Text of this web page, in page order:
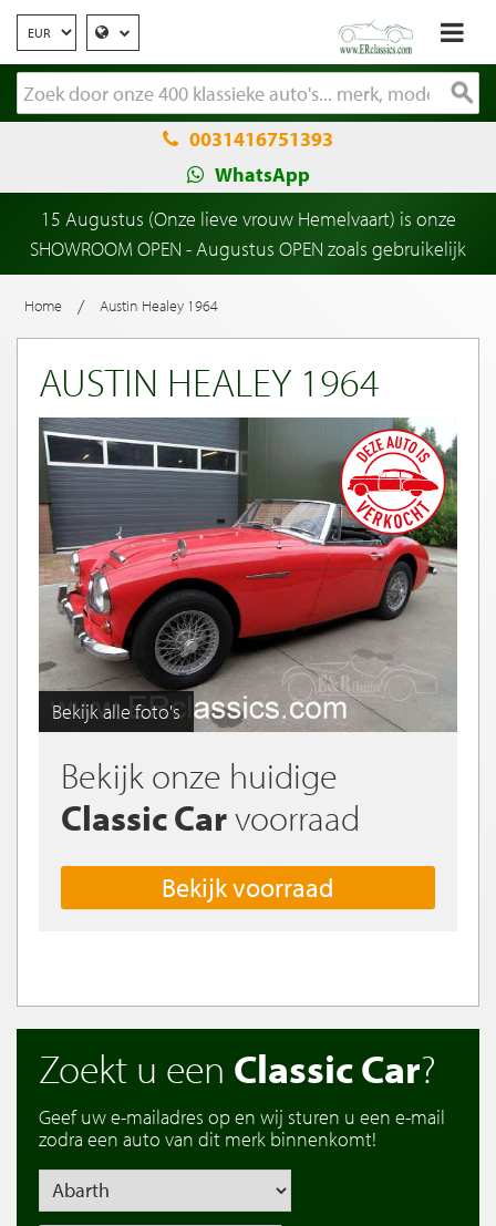
0031416751393
WhatsApp
15 Augustus (Onze lieve vrouw Hemelvaart) is onze
SHOWROOM OPEN - Augustus OPEN zoals gebruikelijk
Home / Austin Healey 1964
AUSTIN HEALEY 1964
Bekijk alle foto's
Bekijk onze huidige
Classic Carvoorraad
Bekijk voorraad
Zoekt u een Classic Car?
Geef uw e-mailadres op en wij sturen u een e-mail
zodra een auto van dit merk binnenkomt!